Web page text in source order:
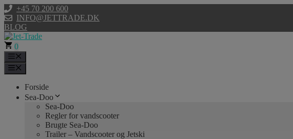
Hop
til
indhold
+45 70 200 600
INFO@JETTRADE.DK
BLOG
0
Forside
Sea-Doo
Sea-Doo
Regler for vandscooter
Brugte Sea-Doo
Trailer – Vandscooter og Jetski